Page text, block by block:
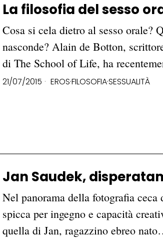
La filosofia del sesso
Cosa si cela dietro al sesso orale?
nasconde? Alain de Botton,
di The School of Life, ha
21/07/2015 EROS·FILOSOFIA·SESSUALITÀ
Jan Saudek,
Nel panorama della fotografia ceca
spicca per ingegno e capacità
quella di Jan, ragazzino ebreo